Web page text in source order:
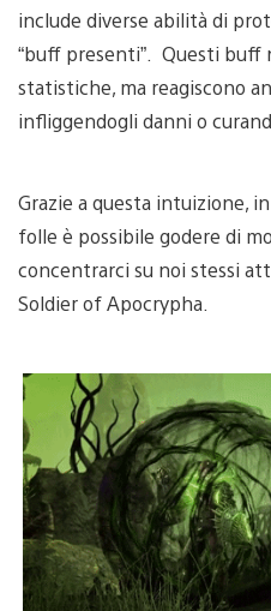
include diverse abilità di
“buff presenti”. Questi buff
statistiche, ma reagiscono
infliggendogli danni o
Grazie a questa intuizione,
folle è possibile godere di
concentrarci su noi stessi
Soldier of Apocrypha.